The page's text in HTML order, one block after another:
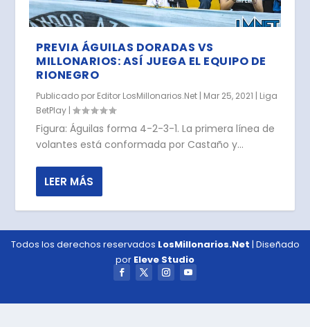
PREVIA ÁGUILAS DORADAS VS
MILLONARIOS: ASÍ JUEGA EL EQUIPO DE
RIONEGRO
Publicado por Editor LosMillonarios.Net | Mar 25, 2021 | Liga
BetPlay |
Figura: Águilas forma 4-2-3-1. La primera línea de
volantes está conformada por Castaño y...
LEER MÁS
Todos los derechos reservados LosMillonarios.Net | Diseñado
por Eleve Studio